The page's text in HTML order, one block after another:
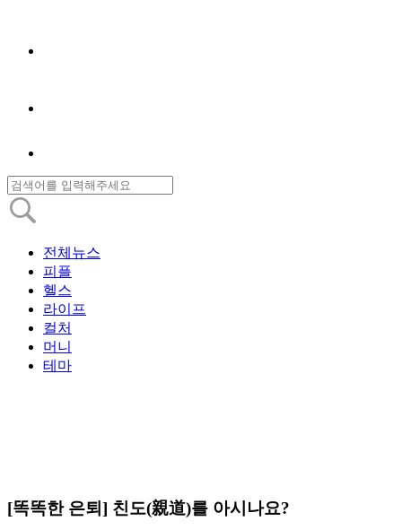
전체뉴스
피플
헬스
라이프
컬처
머니
테마
[똑똑한 은퇴] 친도(親道)를 아시나요?